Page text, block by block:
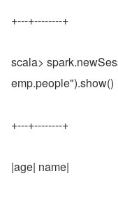
+---+--------+
scala>
emp.people").show()
+---+--------+
|age| name|